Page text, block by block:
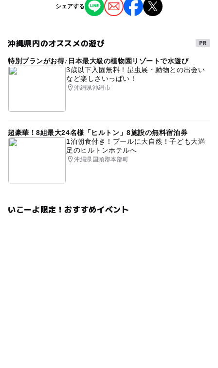
最終応募締切 2025-3-31(月)
予約はこちらから
会場は、入場無料
ゲームで楽しんだり、食べられないお菓子の
800円〜1500円 （有料）になります。
ご興味のある方は、申込の前に
↓↓↓
https://lin.ee/zd68gcX
タグ
#親子で楽しめる 春休みおでかけ 沖縄
春休みワークショップ
シェアする
沖縄県内のオススメの遊び
特別プランがお得♪日本最大級の植物園リゾートで水遊び
3歳以下入園無料！昆虫展・動物との出会い
など楽しさいっぱい！
沖縄県沖縄市
超豪華！8組最大24名様「ヒルトン」8施設の無料宿泊券
1泊朝食付き！プールに大自然！子ども大満
足のヒルトンホテルへ
沖縄県国頭郡本部町
いこーよ限定！おすすめイベント